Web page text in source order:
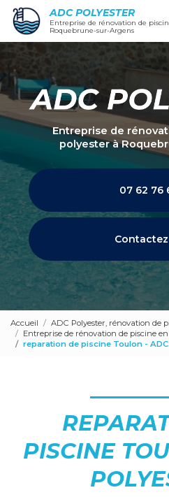
Aller
contenu
principal
ADC POLYESTER
Entreprise de rénovation de piscine en polyester à
Roquebrune-sur-Argens
Entreprise de
polyesterà
07 62 76
Accueil
ADC Polyester, rénovation de
Entreprise de rénovation de piscine
reparation de piscine Toulon -
PISCINE